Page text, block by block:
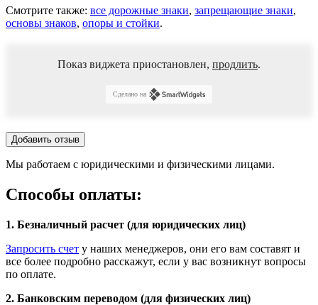
Смотрите также: все дорожные знаки, запрещающие знаки,
основы знаков, опоры и стойки.
Показ виджета приостановлен, продлить.
Сделано на
Добавить отзыв
Мы работаем с юридическими и физическими лицами.
Способы оплаты:
1. Безналичный расчет (для юридических лиц)
Запросить счет у наших менеджеров, они его вам составят и
все более подробно расскажут, если у вас возникнут вопросы
по оплате.
2. Банковским переводом (для физических лиц)